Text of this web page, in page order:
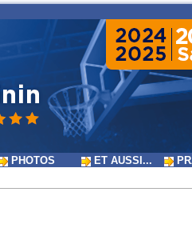
PHOTOS ET AUSSI...